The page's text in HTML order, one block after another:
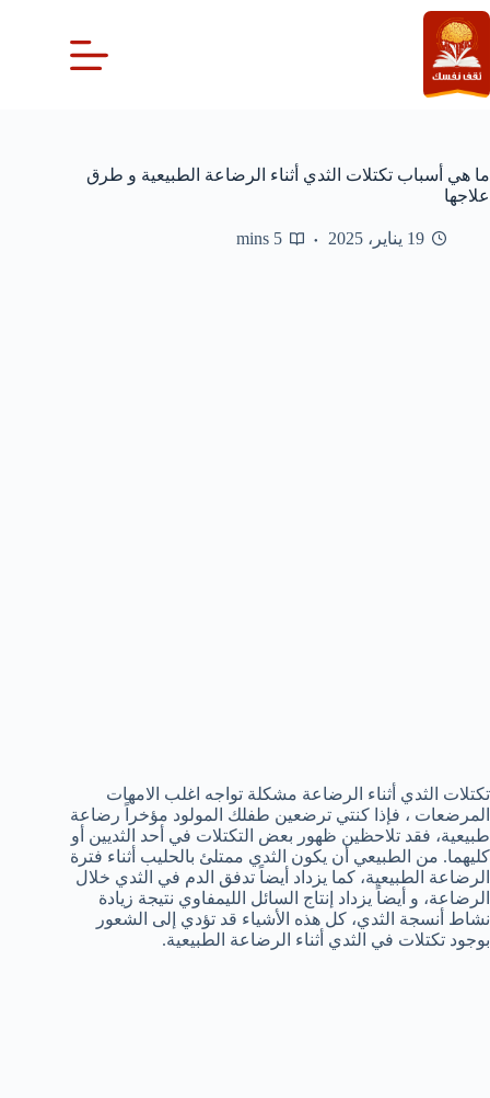
التجاوز
إلى
المحتوى
ما هي أسباب تكتلات الثدي أثناء الرضاعة الطبيعية و طرق
علاجها
19 يناير، 2025 5 mins
تكتلات الثدي أثناء الرضاعة مشكلة تواجه اغلب الامهات
المرضعات ، فإذا كنتي ترضعين طفلك المولود مؤخراً رضاعة
طبيعية، فقد تلاحظين ظهور بعض التكتلات في أحد الثديين أو
كليهما. من الطبيعي أن يكون الثدي ممتلئ بالحليب أثناء فترة
الرضاعة الطبيعية، كما يزداد أيضاً تدفق الدم في الثدي خلال
الرضاعة، و أيضاً يزداد إنتاج السائل الليمفاوي نتيجة زيادة
نشاط أنسجة الثدي، كل هذه الأشياء قد تؤدي إلى الشعور
بوجود تكتلات في الثدي أثناء الرضاعة الطبيعية.